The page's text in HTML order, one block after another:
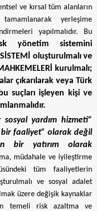
ve kırsal tüm alanların
yerleşime
yapılmalıdır. Bu
yönetim sistemini
oluşturulmalı ve
kurulmalı;
çıkarılarak veya Türk
suçları işleyen kişi ve
yardım hizmeti”
faaliyet” olarak değil
bir yatırım olarak
müdahale ve iyileştirme
tüm faaliyetlerin
ve sosyal adalet
üzere değişik kaynaklar
temeli risk azaltma ve